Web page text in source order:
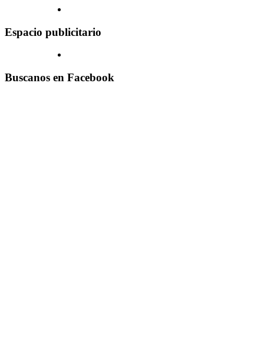
Espacio publicitario
Buscanos en Facebook